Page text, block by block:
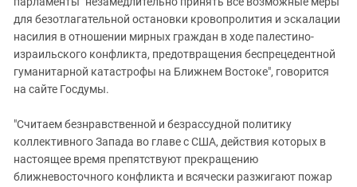
для безотлагательной остановки кровопролития и эскалации
насилия в отношении мирных граждан в ходе палестино-
израильского конфликта, предотвращения беспрецедентной
гуманитарной катастрофы на Ближнем Востоке", говорится
на сайте Госдумы.
"Считаем безнравственной и безрассудной политику
коллективного Запада во главе с США, действия которых в
настоящее время препятствуют прекращению
ближневосточного конфликта и всячески разжигают пожар